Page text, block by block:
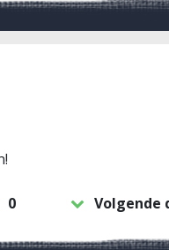
0 Volgende